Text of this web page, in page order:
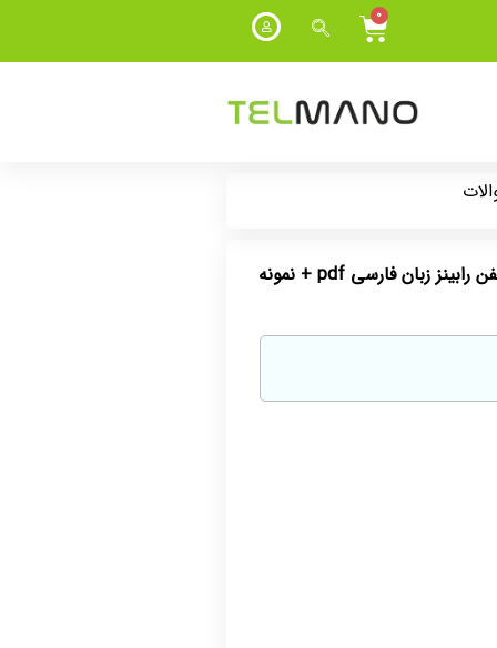
0
دانلود خلاصه کتاب مدیریت رفتار سازمانی پیشرفته استیفن رابینز زبان فارسی pdf + نمونه